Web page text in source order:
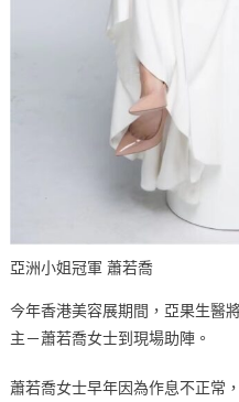
亞洲小姐冠軍 蕭若喬
今年香港美容展期間，亞果生醫
主－蕭若喬女士到現場助陣。
蕭若喬女士早年因為作息不正常